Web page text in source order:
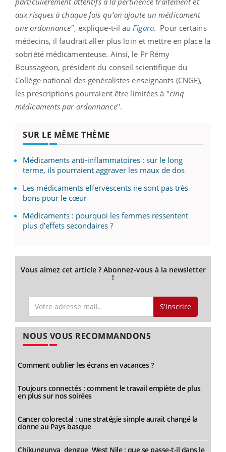
aux risques à chaque fois qu’on ajoute un médicament
une ordonnance", explique-t-il auFigaro. Pour certains
médecins, il faudrait aller plus loin et mettre en place la
sobriété médicamenteuse. Ainsi, le Pr Rémy
Boussageon, président du conseil scientifique du
Collège national des généralistes enseignants (CNGE),
les prescriptions pourraient être limitées à "cinq
médicaments par ordonnance".
SUR LE MÊME THÈME
Médicaments anti-inflammatoires : sur le long
terme, ils pourraient aggraver les maux de dos
Les médicaments effervescents ne sont pas très
bons pour le cœur
Médicaments : pourquoi les femmes ressentent
plus d’effets secondaires ?
Vous aimez cet article ? Abonnez-vous à la newsletter
!
S'inscrire
NOUS VOUS RECOMMANDONS
Comment oublier les écrans en vacances ?
Toujours connectés : comment le travail empiète de plus
en plus sur nos soirées
Cancer colorectal : une stratégie simple aurait changé la
donne au Pays basque
Chikungunya, dengue, West Nile : que se passe-t-il dans le